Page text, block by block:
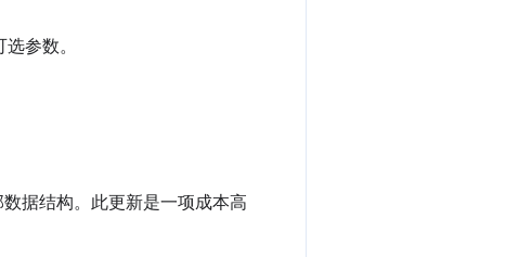
参数。
据结构。此更新是一项成本高